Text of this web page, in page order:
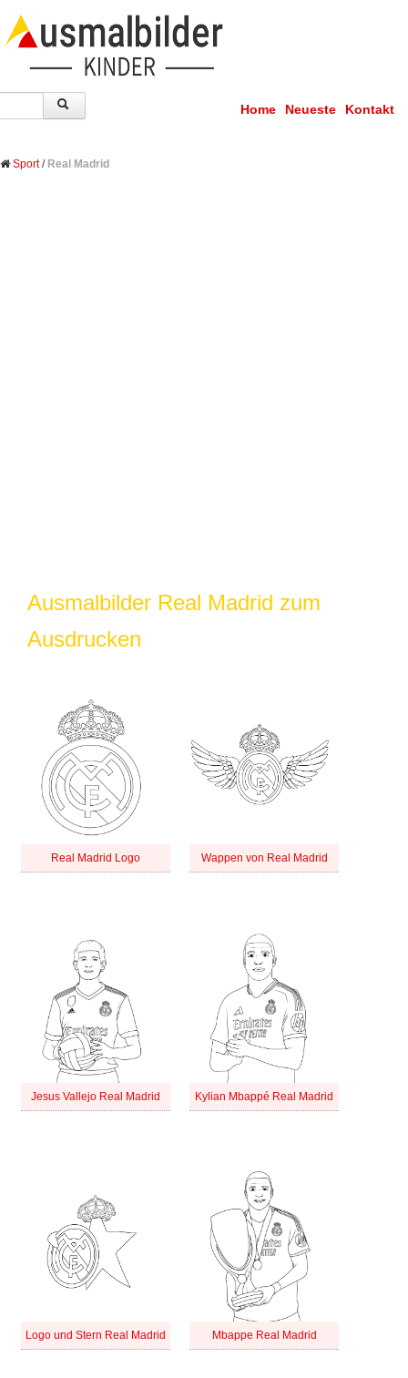
Home Neueste Kontakt
Sport/ Real Madrid
Ausmalbilder Real Madrid zum
Ausdrucken
Real Madrid Logo Wappen von Real Madrid
Jesus Vallejo Real Madrid Kylian Mbappé Real Madrid
Logo und Stern Real Madrid Mbappe Real Madrid